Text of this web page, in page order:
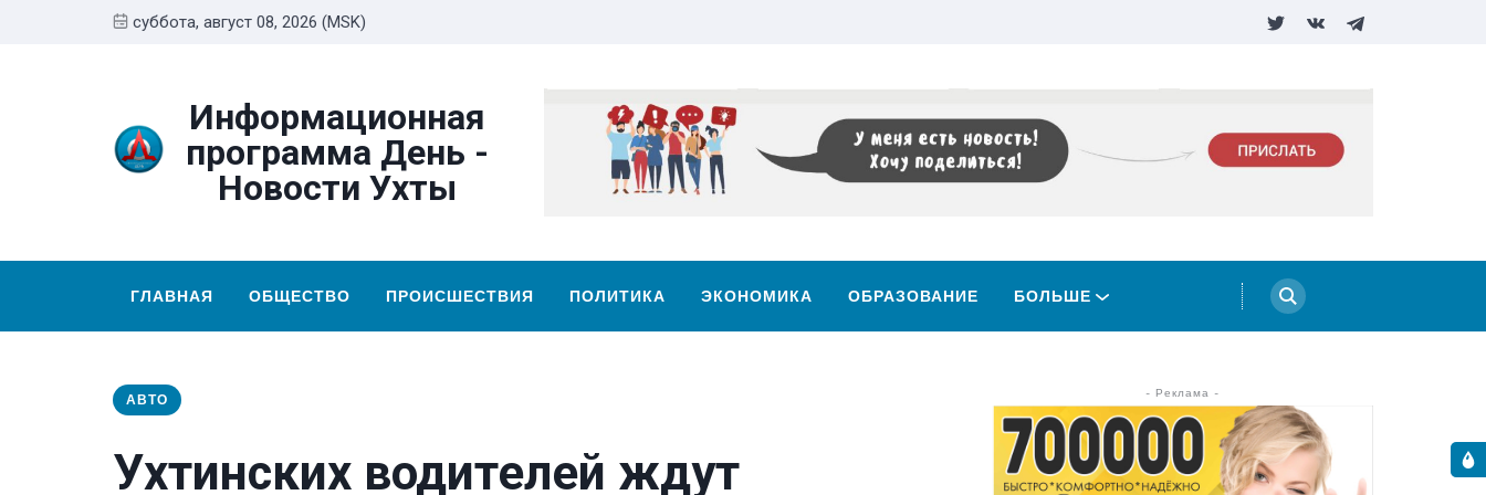
суббота, август 08, 2026 (MSK)
Информационная
программа День -
Новости Ухты
ГЛАВНАЯ ОБЩЕСТВО ПРОИСШЕСТВИЯ ПОЛИТИКА ЭКОНОМИКА ОБРАЗОВАНИЕ БОЛЬШЕ
АВТО
Ухтинских водителей ждут
- Реклама -